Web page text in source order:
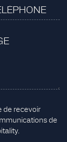
de recevoir
de